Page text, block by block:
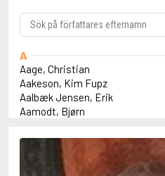
A
Aage, Christian
Aakeson, Kim Fupz
Aalbæk Jensen, Erik
Aamodt, Bjørn
Abbey, Kieran
Abbot, Anthony
Abbott, John